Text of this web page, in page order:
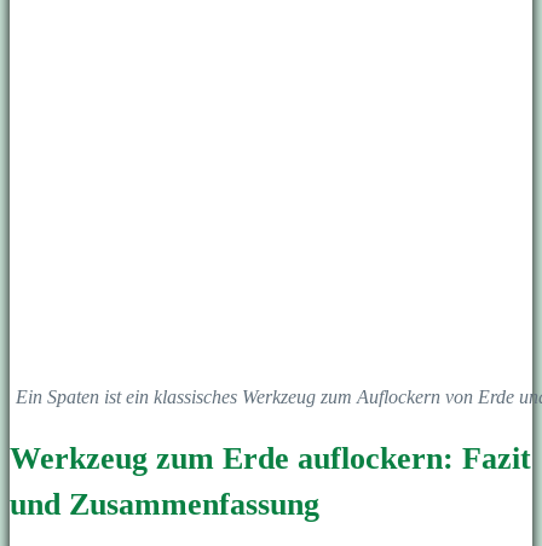
Ein Spaten ist ein klassisches Werkzeug zum Auflockern von Erde
Werkzeug zum Erde auflockern: Fazit
und Zusammenfassung